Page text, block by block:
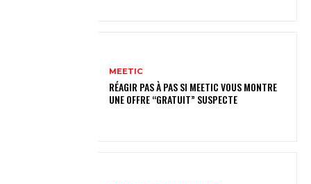
MEETIC
RÉAGIR PAS À PAS SI MEETIC VOUS MONTRE
UNE OFFRE “GRATUIT” SUSPECTE